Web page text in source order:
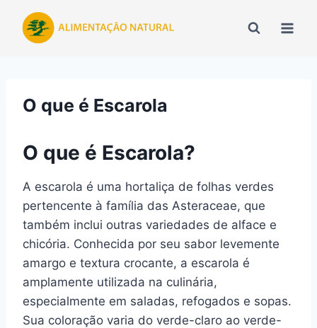
para
O que é Escarola
O que é Escarola?
A escarola é uma hortaliça de folhas verdes
pertencente à família das Asteraceae, que
também inclui outras variedades de alface e
chicória. Conhecida por seu sabor levemente
amargo e textura crocante, a escarola é
amplamente utilizada na culinária,
especialmente em saladas, refogados e sopas.
Sua coloração varia do verde-claro ao verde-